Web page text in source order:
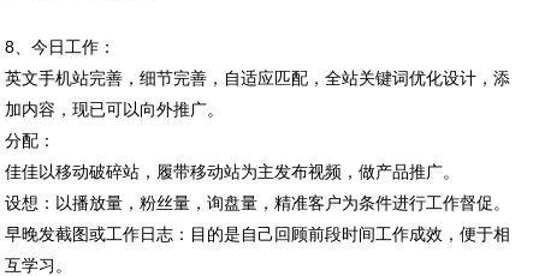
8、今日工作：
英文手机站完善，细节完善，自适应匹配，全站关键词优化设计，添
加内容，现已可以向外推广。
分配：
佳佳以移动破碎站，履带移动站为主发布视频，做产品推广。
设想：以播放量，粉丝量，询盘量，精准客户为条件进行工作督促。
早晚发截图或工作日志：目的是自己回顾前段时间工作成效，便于相
互学习。